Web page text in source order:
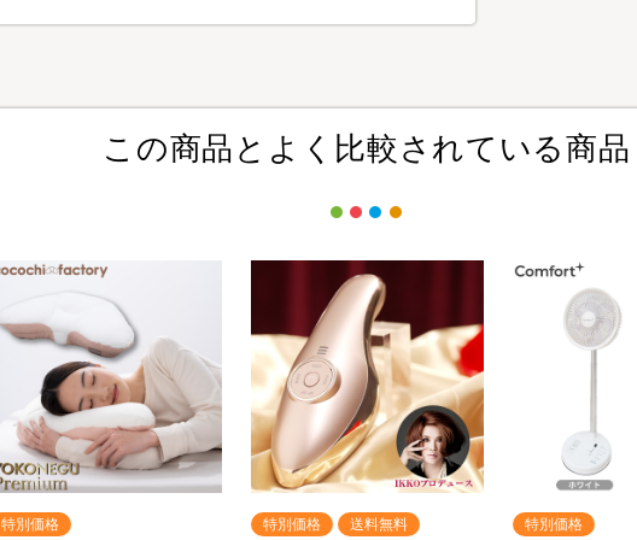
この商品とよく比較されている商品
特別価格 特別価格 送料無料 特別価格